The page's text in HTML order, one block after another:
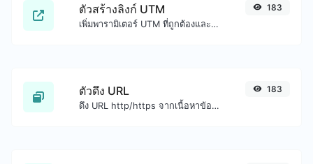
ตัวสร้างลิงก์ UTM
เพิ่มพารามิเตอร์ UTM ที่ถูกต้องและสร้างลิงก์ที่ติดตาม UTM ได้อย่างง่ายดาย
183
ตัวดึง URL
ดึง URL http/https จากเนื้อหาข้อความทุกชนิด
183